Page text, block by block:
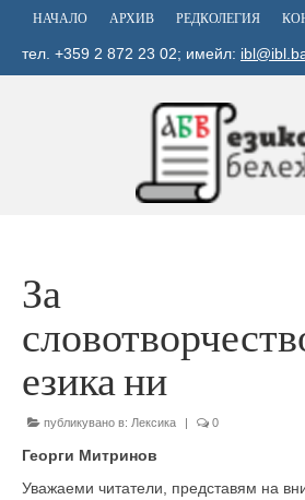
НАЧАЛО АРХИВ РЕДКОЛЕГИЯ
тел. +359 2 872 23 02; имейл:
За
езика ни
публикувано в: Лексика | 0
Георги Митринов
Уважаеми читатели, представям на